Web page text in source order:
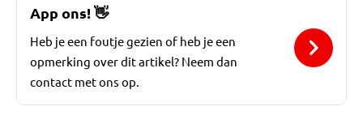
App ons!👋
Heb je een foutje gezien of heb je een
opmerking over dit artikel? Neem dan
contact met ons op.